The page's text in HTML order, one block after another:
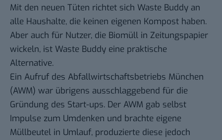
Mit den neuen Tüten richtet sich Waste Buddy an
alle Haushalte, die keinen eigenen Kompost haben.
Aber auch für Nutzer, die Biomüll in Zeitungspapier
wickeln, ist Waste Buddy eine praktische
Alternative.
Ein Aufruf des Abfallwirtschaftsbetriebs München
(AWM) war übrigens ausschlaggebend für die
Gründung des Start-ups. Der AWM gab selbst
Impulse zum Umdenken und brachte eigene
Müllbeutel in Umlauf, produzierte diese jedoch